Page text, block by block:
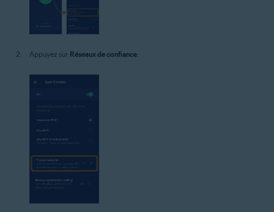
Appuyez sur Réseaux de confiance.